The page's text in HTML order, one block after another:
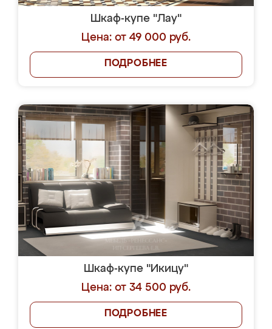
Шкаф-купе "Лау"
Цена: от 49 000 руб.
ПОДРОБНЕЕ
Шкаф-купе "Икицу"
Цена: от 34 500 руб.
ПОДРОБНЕЕ